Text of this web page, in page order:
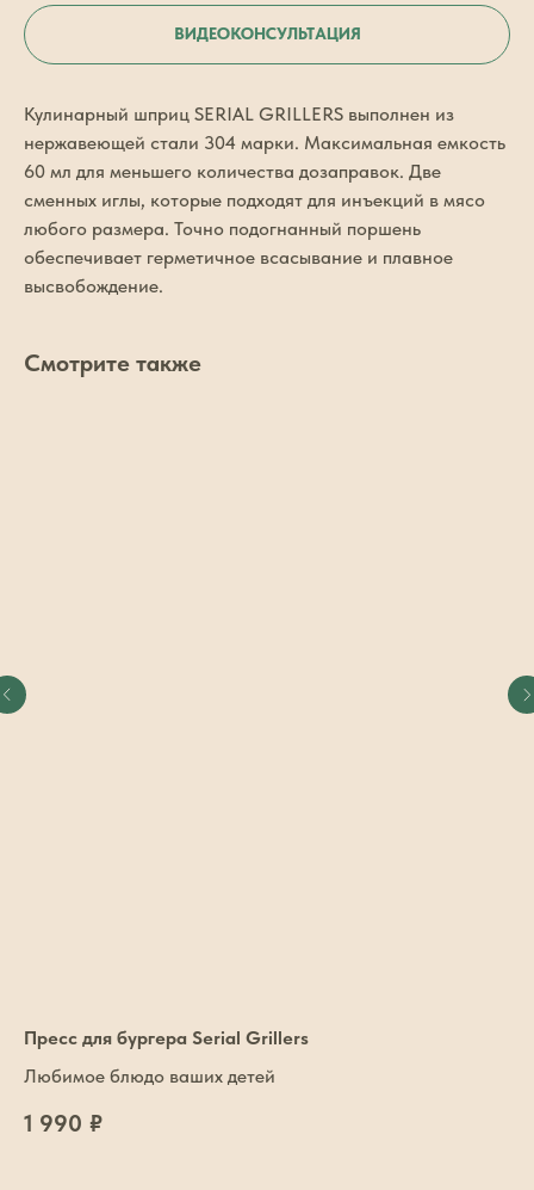
ВИДЕОКОНСУЛЬТАЦИЯ
Кулинарный шприц SERIAL GRILLERS выполнен из
нержавеющей стали 304 марки. Максимальная емкость
60 мл для меньшего количества дозаправок. Две
сменных иглы, которые подходят для инъекций в мясо
любого размера. Точно подогнанный поршень
обеспечивает герметичное всасывание и плавное
высвобождение.
Смотрите также
Пресс для бургера Serial Grillers
Любимое блюдо ваших детей
1 990 ₽